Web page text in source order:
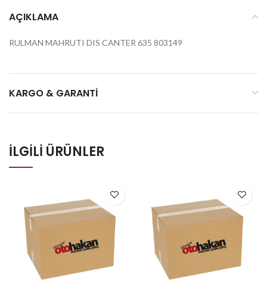
AÇIKLAMA
RULMAN MAHRUTI DIS CANTER 635 803149
KARGO & GARANTI
İLGILI ÜRÜNLER